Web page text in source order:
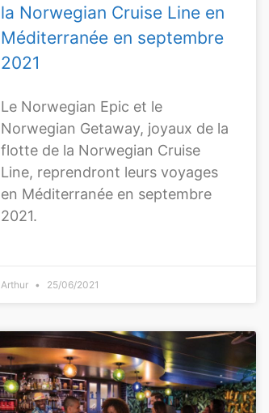
la Norwegian Cruise Line en
Méditerranée en septembre
2021
Le Norwegian Epic et le
Norwegian Getaway, joyaux de la
flotte de la Norwegian Cruise
Line, reprendront leurs voyages
en Méditerranée en septembre
2021.
Arthur 25/06/2021